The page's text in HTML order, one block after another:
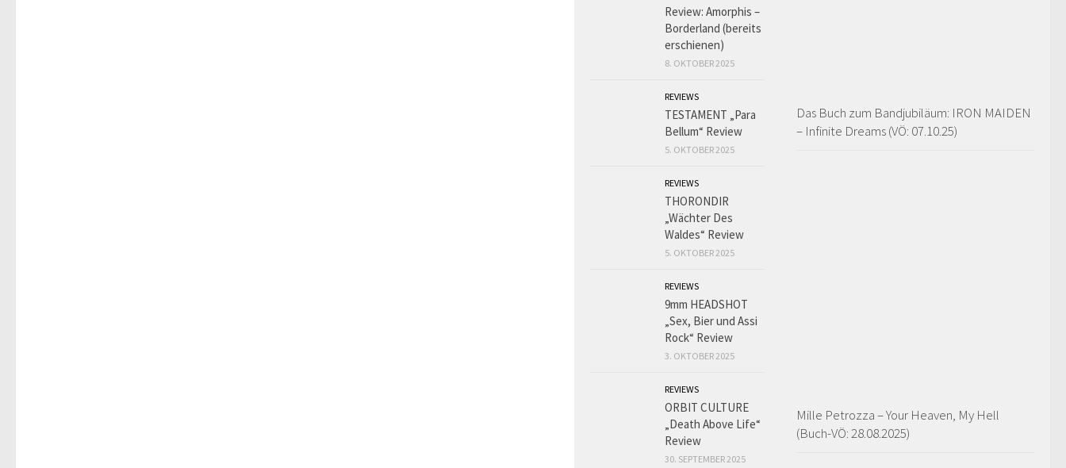
Das Buch zum Bandjubiläum: IRON MAIDEN
– Infinite Dreams (VÖ: 07.10.25)
Mille Petrozza – Your Heaven, My Hell
(Buch-VÖ: 28.08.2025)
Review: Amorphis –
Borderland (bereits
erschienen)
8. OKTOBER 2025
REVIEWS
TESTAMENT „Para
Bellum“ Review
5. OKTOBER 2025
REVIEWS
THORONDIR
„Wächter Des
Waldes“ Review
5. OKTOBER 2025
REVIEWS
9mm HEADSHOT
„Sex, Bier und Assi
Rock“ Review
3. OKTOBER 2025
REVIEWS
ORBIT CULTURE
„Death Above Life“
Review
30. SEPTEMBER 2025